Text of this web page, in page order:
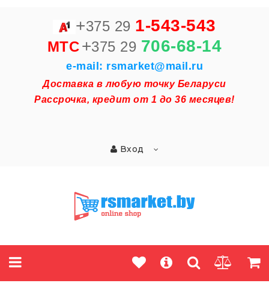
+375 29 1-543-543
MTC+375 29 706-68-14
e-mail: rsmarket@mail.ru
Доставка в любую точку Беларуси
Рассрочка, кредит от 1 до 36 месяцев!
Вход